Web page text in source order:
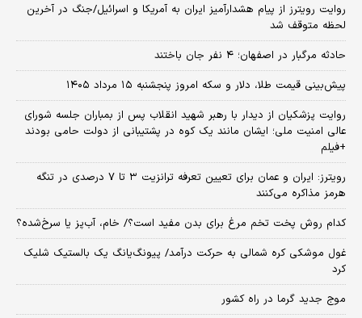
روایت رویترز از پیام هشدارآمیز ایران به آمریکا و اسرائیل/جنگ در آخرین
لحظه متوقف شد
حادثه مرگبار در اصفهان؛ ۴ نفر جان باختند
پیش‌بینی قیمت طلا، دلار و سکه امروز پنجشنبه ۱۵ مرداد ۱۴۰۵
روایت پزشکیان از دیدار با رهبر شهید انقلاب پس از بمباران جلسه شورای
عالی امنیت ملی؛ ایشان مانند یک کوه در پشتیبانی از دولت حامی بودند
+فیلم
رویترز: ایران و عمان برای تعیین تعرفه ترانزیت ۳ تا ۷ درصدی در تنگه
هرمز مذاکره می‌کنند
کدام روش پخت تخم مرغ برای بدن مفید است؟/ خام، آب‌پز یا سرخ‌شده؟
غول موشکی کره شمالی به حرکت درآمد/ پیونگ‌یانگ یک بالستیک شلیک
کرد
موج جدید گرما در راه کشور